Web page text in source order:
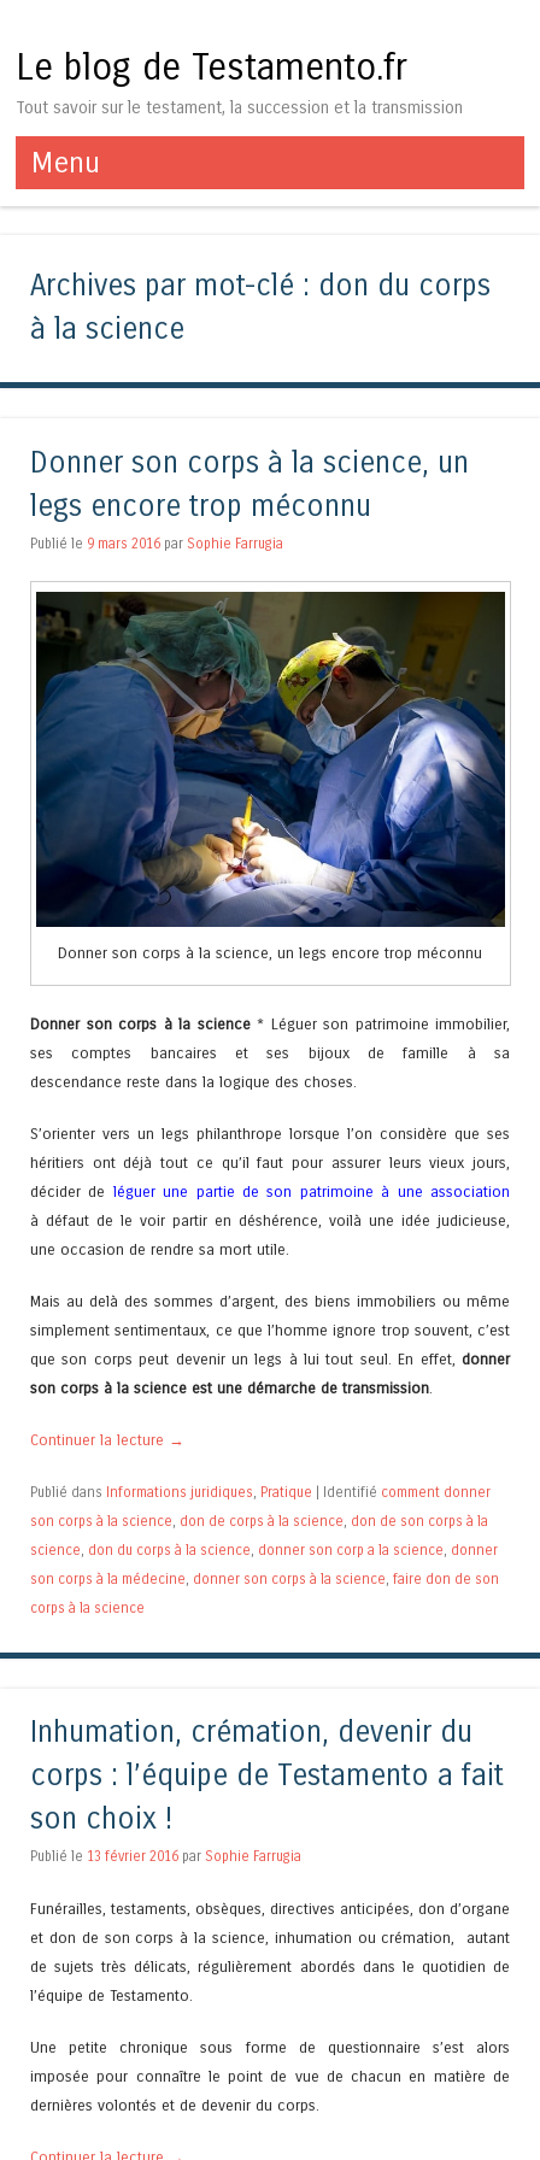
Le blog de Testamento.fr
Tout savoir sur le testament, la succession et la transmission
Menu
Aller au contenu
Archives par mot-clé : don du corps
à la science
Donner son corps à la science, un
legs encore trop méconnu
Publié le 9 mars 2016 par Sophie Farrugia
Donner son corps à la science, un legs encore trop méconnu
Donner son corps à la science* Léguer son patrimoine immobilier,
ses comptes bancaires et ses bijoux de famille à sa
descendance reste dans la logique des choses.
S’orienter vers un legs philanthrope lorsque l’on considère que ses
héritiers ont déjà tout ce qu’il faut pour assurer leurs vieux jours,
décider de léguer une partie de son patrimoine à une association
à défaut de le voir partir en déshérence, voilà une idée judicieuse,
une occasion de rendre sa mort utile.
Mais au delà des sommes d’argent, des biens immobiliers ou même
simplement sentimentaux, ce que l’homme ignore trop souvent, c’est
que son corps peut devenir un legs à lui tout seul. En effet, donner
son corps à la science est une démarche de transmission
Continuer la lecture →
Publié dans Informations juridiques, Pratique Identifié comment donner
son corps à la science, don de corps à la science, don de son corps à la
science, don du corps à la science, donner son corp a la science, donner
son corps à la médecine, donner son corps à la science, faire don de son
corps à la science
Inhumation, crémation, devenir du
corps : l’équipe de Testamento a fait
son choix !
Publié le 13 février 2016 par Sophie Farrugia
Funérailles, testaments, obsèques, directives anticipées, don d’organe
et don de son corps à la science, inhumation ou crémation, autant
de sujets très délicats, régulièrement abordés dans le quotidien de
l’équipe de Testamento.
Une petite chronique sous forme de questionnaire s’est alors
imposée pour connaître le point de vue de chacun en matière de
dernières volontés et de devenir du corps.